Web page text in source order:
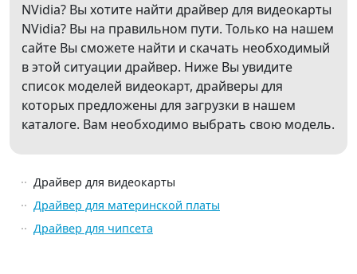
NVidia? Вы хотите найти драйвер для видеокарты
NVidia? Вы на правильном пути. Только на нашем
сайте Вы сможете найти и скачать необходимый
в этой ситуации драйвер. Ниже Вы увидите
список моделей видеокарт, драйверы для
которых предложены для загрузки в нашем
каталоге. Вам необходимо выбрать свою модель.
Драйвер для видеокарты
Драйвер для материнской платы
Драйвер для чипсета